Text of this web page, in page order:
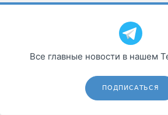
Все главные новости в нашем
ПОДПИСАТЬСЯ